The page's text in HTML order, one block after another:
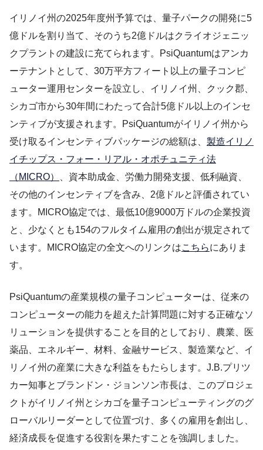
イリノイ州の2025年度州予算では、量子パークの開発に5
億ドルを割り当て、そのうち2億ドルはクライオジェニッ
クプラントの建設に充てられます。PsiQuantumはアンカ
ーテナントとして、30万平方フィート以上の量子コンピ
ューター運用センターを設立し、イリノイ州、クック郡、
シカゴ市から30年間にわたって合計5億ドル以上のインセ
ンティブが支援されます。PsiQuantumがイリノイ州から
受け取るインセンティブパッケージの総額は、 製造イリノ
イチップス・フォー・リアル・オポチュニティ法
（MICRO）
、資本助成金、労働力開発支援、低利融資、
その他のインセンティブを含み、2億ドルと評価されてい
ます。MICRO協定では、最低10億9000万ドルの企業投資
と、少なくとも154のフルタイム雇用の創出が規定されて
います。MICRO協定の全文へのリンクはこちらにありま
す。
PsiQuantumの産業規模の量子コンピューターは、従来の
コンピューターの能力を超えた計算問題に対する正確なソ
リューションを提供することを目的としており、農業、医
薬品、エネルギー、材料、金融サービス、製造業など、イ
リノイ州の産業に大きな利益をもたらします。J.B.プリツ
カー知事とブランドン・ジョンソン市長は、このプロジェ
クトがイリノイ州とシカゴを量子コンピューティングのグ
ローバルリーダーとして位置づけ、多くの雇用を創出し、
経済成長を促進する役割を果たすことを強調しました。